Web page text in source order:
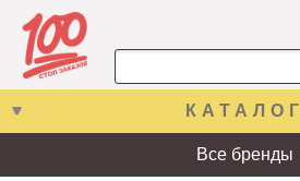
КАТАЛОГ
Все бренды